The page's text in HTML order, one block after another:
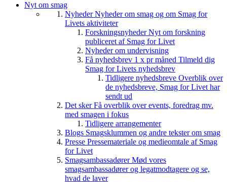
Nyt om smag
NyhederNyheder om smag og om Smag for
Livets aktiviteter
ForskningsnyhederNyt om forskning
publiceret af Smag for Livet
Nyheder om undervisning
Få nyhedsbrev 1 x pr måned Tilmeld dig
Smag for Livets nyhedsbrev
Tidligere nyhedsbreve Overblik over
de nyhedsbreve, Smag for Livet har
sendt ud
Det skerFå overblik over events, foredrag mv.
med smagen i fokus
Tidligere arrangementer
Blogs Smagsklummen og andre tekster om smag
Presse Pressemateriale og medieomtale af Smag
for Livet
SmagsambassadørerMød vores
smagsambassadører og legatmodtagere og se,
hvad de laver